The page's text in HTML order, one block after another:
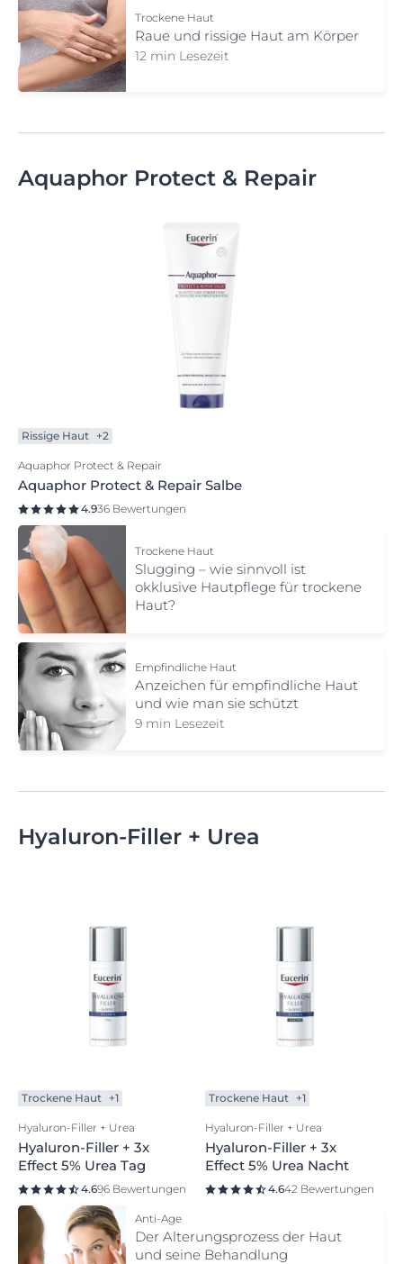
Trockene Haut
Raue und rissige Haut am Körper
12 min Lesezeit
Aquaphor Protect & Repair
Rissige Haut +2
Aquaphor Protect & Repair
Aquaphor Protect & Repair Salbe
4.936 Bewertungen
Trockene Haut
Slugging – wie sinnvoll ist
okklusive Hautpflege für trockene
Haut?
Empfindliche Haut
Anzeichen für empfindliche Haut
und wie man sie schützt
9 min Lesezeit
Hyaluron-Filler + Urea
Trockene Haut +1
Hyaluron-Filler + Urea
Hyaluron-Filler + 3x
Effect 5% Urea Tag
4.696 Bewertungen
Trockene Haut +1
Hyaluron-Filler + Urea
Hyaluron-Filler + 3x
Effect 5% Urea Nacht
4.642 Bewertungen
Anti-Age
Der Alterungsprozess der Haut
und seine Behandlung